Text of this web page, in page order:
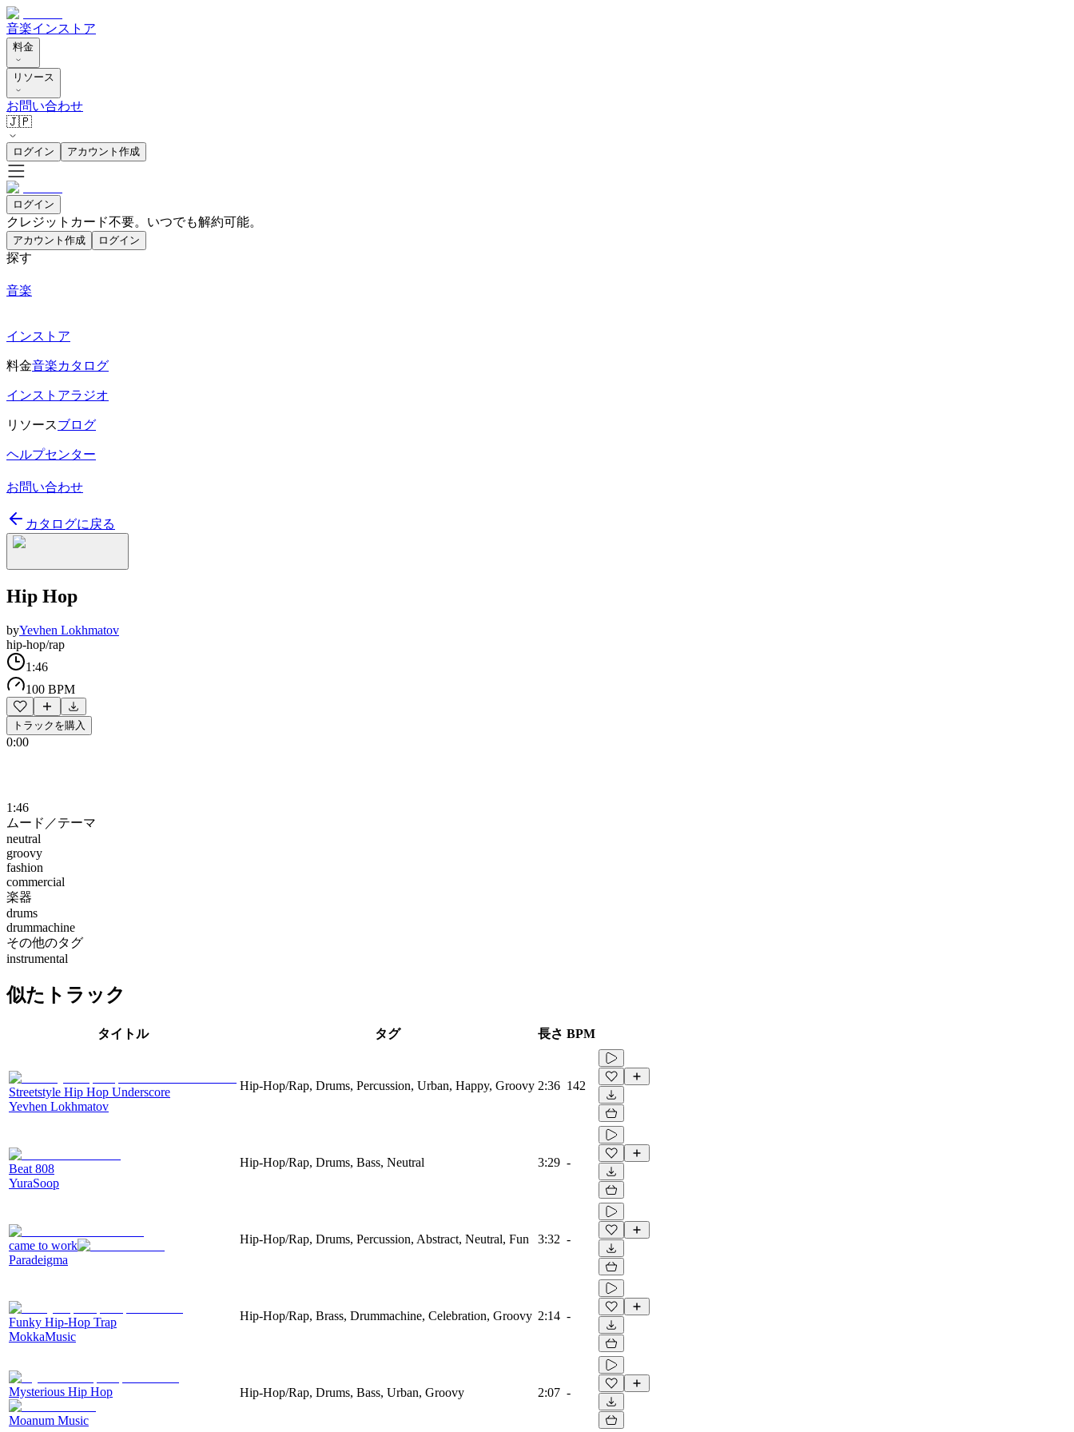
音楽インストア
料金
リソース
お問い合わせ
🇯🇵
ログイン アカウント作成
ログイン
クレジットカード不要。いつでも解約可能。
アカウント作成 ログイン
探す
音楽
インストア
料金音楽カタログ
インストアラジオ
リソースブログ
ヘルプセンター
お問い合わせ
カタログに戻る
Hip Hop
byYevhen Lokhmatov
hip-hop/rap
1:46
100 BPM
トラックを購入
0:00
1:46
ムード／テーマ
neutral
groovy
fashion
commercial
楽器
drums
drummachine
その他のタグ
instrumental
似たトラック
タイトル タグ 長さ BPM
Streetstyle Hip Hop Underscore
Yevhen Lokhmatov
Hip-Hop/Rap, Drums, Percussion, Urban, Happy, Groovy 2:36 142
Beat 808
YuraSoop
Hip-Hop/Rap, Drums, Bass, Neutral 3:29 -
came to work
Paradeigma
Hip-Hop/Rap, Drums, Percussion, Abstract, Neutral, Fun 3:32 -
Funky Hip-Hop Trap
MokkaMusic
Hip-Hop/Rap, Brass, Drummachine, Celebration, Groovy 2:14 -
Mysterious Hip Hop
Moanum Music
Hip-Hop/Rap, Drums, Bass, Urban, Groovy 2:07 -